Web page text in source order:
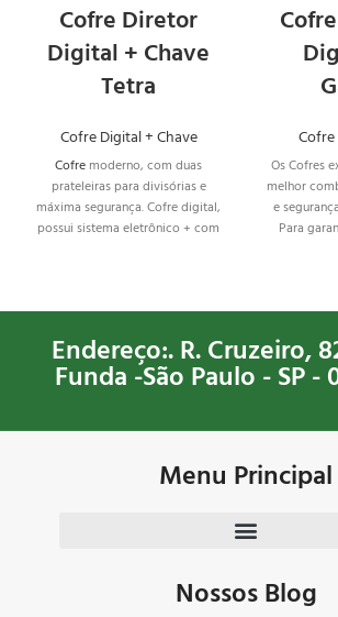
Cofre Diretor
Digital + Chave
Tetra
Cofre Digital + Chave
Cofre moderno, com duas
prateleiras para divisórias e
máxima segurança. Cofre digital,
possui sistema eletrônico + com
para abrir o cofre. Ideal para
dinheiro, entre outros.
Os Cofres
melhor
e
Para
e
Endereço:. R. Cruzeiro,
Funda -São Paulo - SP -
Menu Principal
Nossos Blog